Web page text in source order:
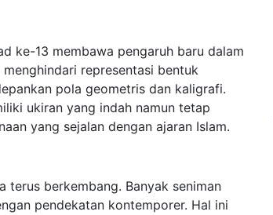
ke-13 membawa pengaruh baru dalam
representasi bentuk
pola geometris dan kaligrafi.
ukiran yang indah namun tetap
yang sejalan dengan ajaran Islam.
terus berkembang. Banyak seniman
pendekatan kontemporer. Hal ini